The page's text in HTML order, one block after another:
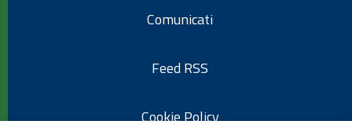
Comunicati
Feed RSS
Cookie Policy